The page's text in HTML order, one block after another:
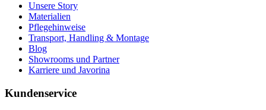
Unsere Story
Materialien
Pflegehinweise
Transport, Handling & Montage
Blog
Showrooms und Partner
Karriere und Javorina
Kundenservice